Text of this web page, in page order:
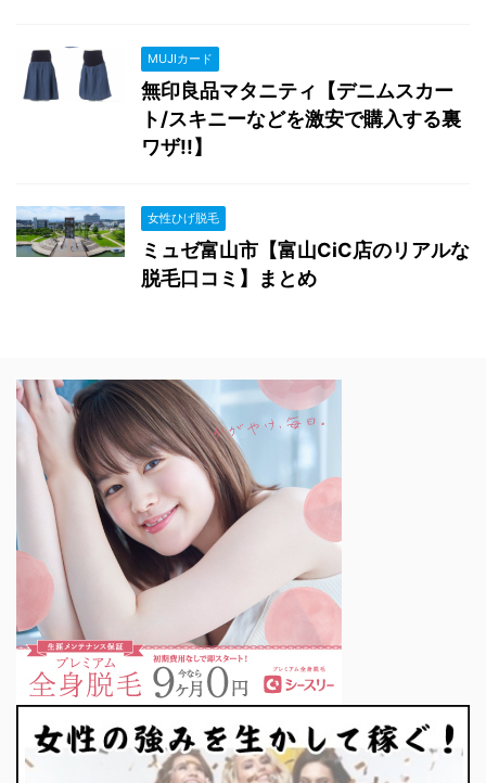
MUJIカード
無印良品マタニティ【デニムスカー
ト/スキニーなどを激安で購入する裏
ワザ!!】
女性ひげ脱毛
ミュゼ富山市【富山CiC店のリアルな
脱毛口コミ】まとめ